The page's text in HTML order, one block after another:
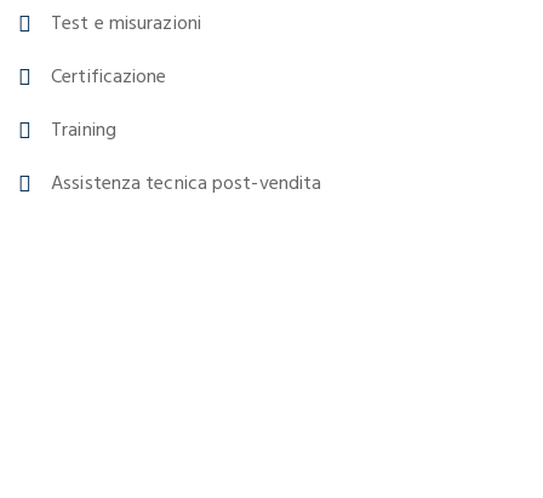
Test e misurazioni
Certificazione
Training
Assistenza tecnica post-vendita